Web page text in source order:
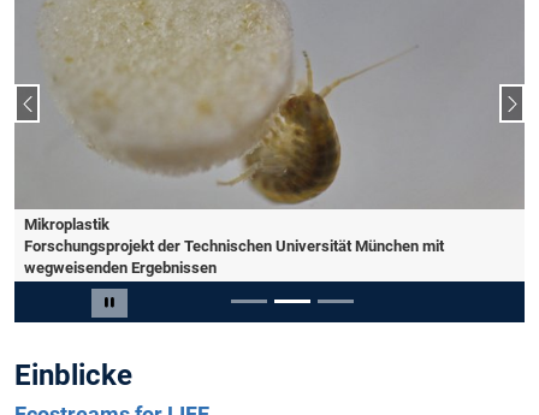
Carousel pausieren
Mikroplastik
Forschungsprojekt der Technischen Universität München mit
wegweisenden Ergebnissen
Vorheriger Slide
Slide 2 von 3
Einblicke